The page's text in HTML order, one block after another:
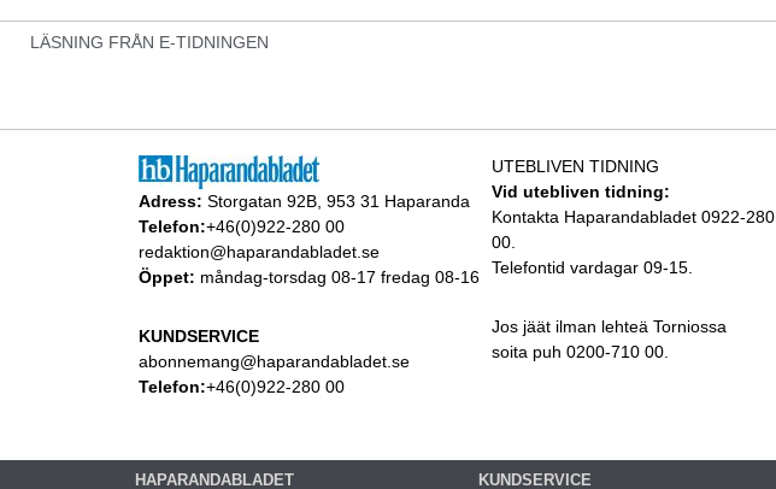
LÄSNING FRÅN E-TIDNINGEN
Adress: Storgatan 92B, 953 31 Haparanda
Telefon:+46(0)922-280 00
redaktion@haparandabladet.se
Öppet: måndag-torsdag 08-17 fredag 08-16
KUNDSERVICE
abonnemang@haparandabladet.se
Telefon:+46(0)922-280 00
UTEBLIVEN TIDNING
Vid utebliven tidning:
Kontakta Haparandabladet 0922-280
00.
Telefontid vardagar 09-15.
Jos jäät ilman lehteä Torniossa
soita puh 0200-710 00.
HAPARANDABLADET KUNDSERVICE